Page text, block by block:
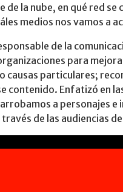
de la nube, en qué red
medios nos vamos a
de la
para
particulares;
contenido. Enfatizó en
a personajes
de las audiencias